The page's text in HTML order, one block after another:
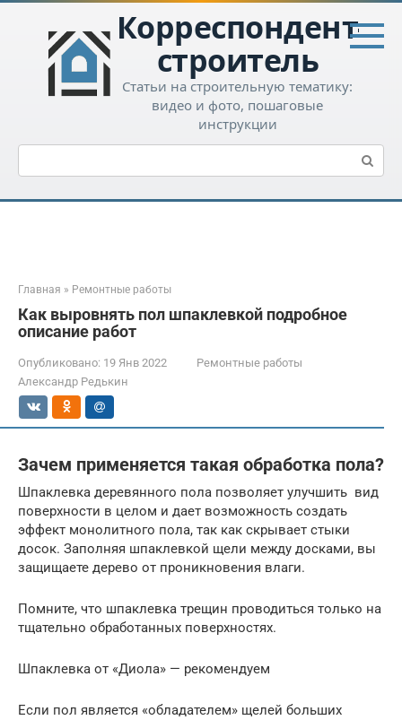
Перейти
контенту
Корреспондент-
строитель
Статьи на строительную тематику:
видео и фото, пошаговые
инструкции
Поиск:
Главная » Ремонтные работы
Как выровнять пол шпаклевкой подробное
описание работ
Опубликовано: 19 Янв 2022
Ремонтные работы
Александр Редькин
Зачем применяется такая обработка пола?
Шпаклевка деревянного пола позволяет улучшить вид
поверхности в целом и дает возможность создать
эффект монолитного пола, так как скрывает стыки
досок. Заполняя шпаклевкой щели между досками, вы
защищаете дерево от проникновения влаги.
Помните, что шпаклевка трещин проводиться только на
тщательно обработанных поверхностях.
Шпаклевка от «Диола» — рекомендуем
Если пол является «обладателем» щелей больших